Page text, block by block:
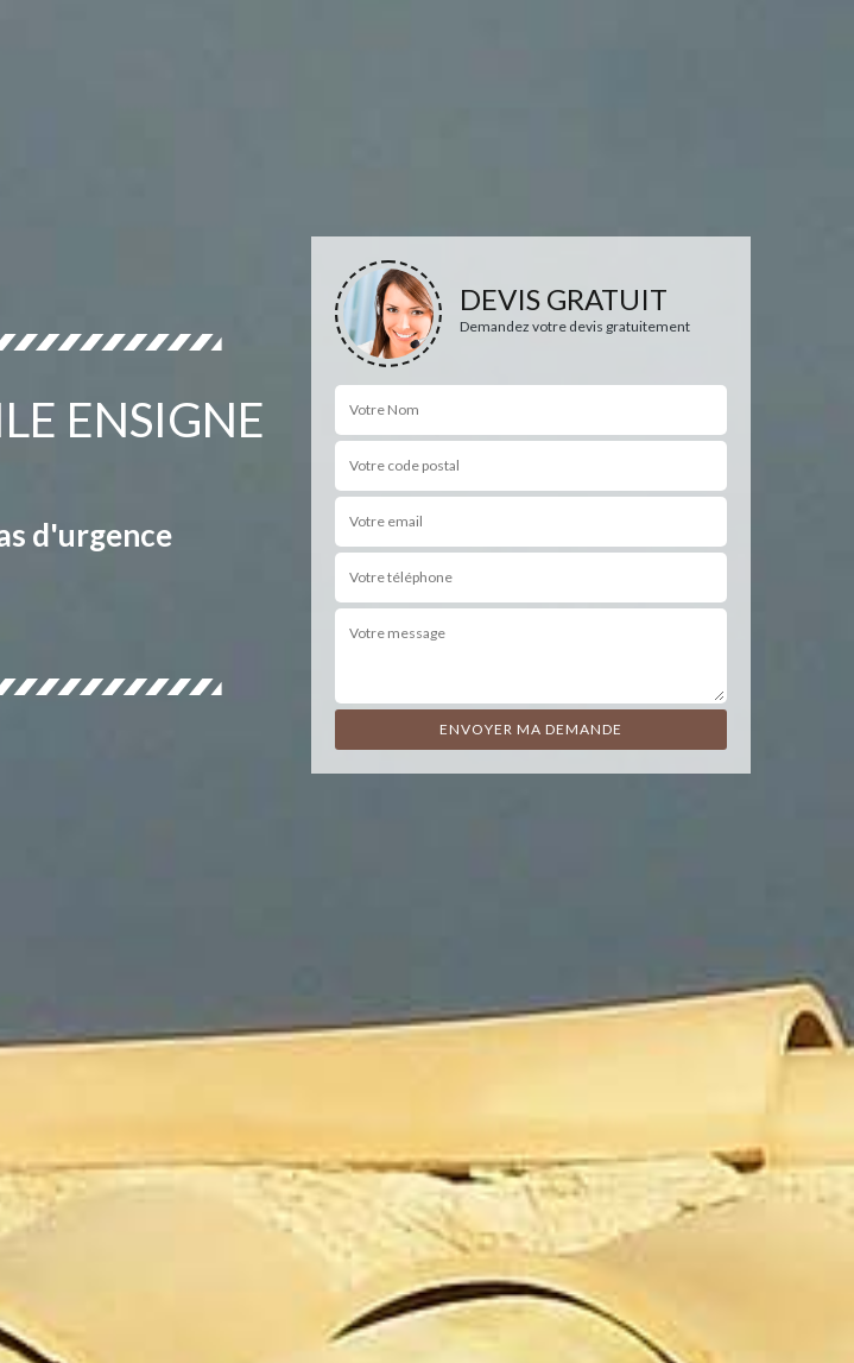
ENSIGNE
d'urgence
DEVIS GRATUIT
Demandez votre devis gratuitement